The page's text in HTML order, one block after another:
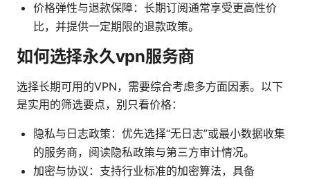
价格弹性与退款保障：长期订阅通常享受更高性价
比，并提供一定期限的退款政策。
如何选择永久vpn服务商
选择长期可用的VPN，需要综合考虑多方面因素。以下
是实用的筛选要点，别只看价格：
隐私与日志政策：优先选择“无日志”或最小数据收集
的服务商，阅读隐私政策与第三方审计情况。
加密与协议：支持行业标准的加密算法，具备